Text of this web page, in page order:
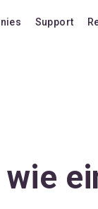
Support